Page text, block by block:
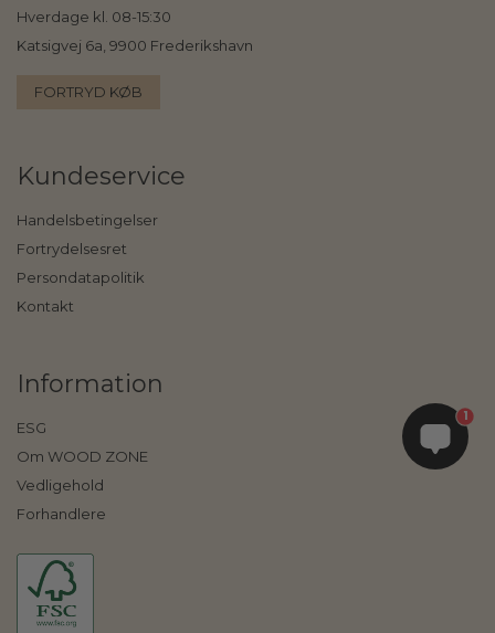
Hverdage kl. 08-15:30
Katsigvej 6a, 9900 Frederikshavn
FORTRYD KØB
Kundeservice
Handelsbetingelser
Fortrydelsesret
Persondatapolitik
Kontakt
Information
ESG
Om WOOD ZONE
Vedligehold
Forhandlere
1